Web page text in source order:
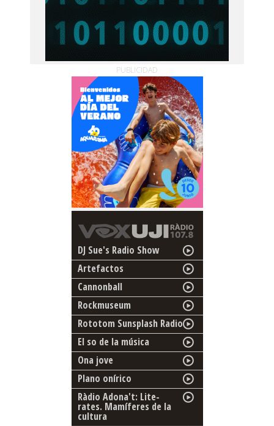
PUBLICIDAD
DJ Sue's Radio Show
Artefactos
Cannonball
Rockmuseum
Rototom Sunsplash Radio
El so de la música
Ona jove
Plano onírico
Ràdio Adona't: Lite-
rates. Mamíferes de la
cultura